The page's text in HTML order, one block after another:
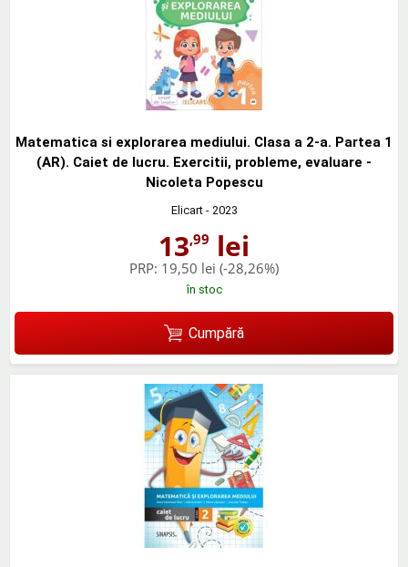
Matematica si explorarea mediului. Clasa a 2-a. Partea 1
(AR). Caiet de lucru. Exercitii, probleme, evaluare -
Nicoleta Popescu
Elicart- 2023
13,99 lei
PRP: 19,50 lei (-28,26%)
în stoc
Cumpără